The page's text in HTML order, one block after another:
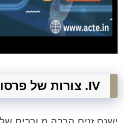
IV. צורות של פרסום וירטואלי